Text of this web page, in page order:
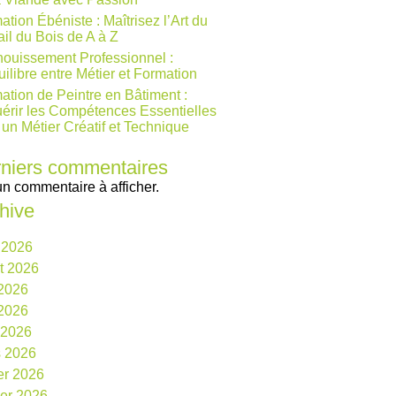
Ébéniste : Maîtrisez l’Art du
du Bois de A à Z
Professionnel :
entre Métier et Formation
de Peintre en Bâtiment :
les Compétences Essentielles
Métier Créatif et Technique
commentaires
commentaire à afficher.
2026
2026
2026